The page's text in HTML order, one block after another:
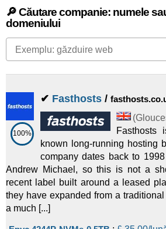
🔎 Căutare companie: numele
domeniului
100%
✔ Fasthosts /
(
Fasthosts
known long-running hosting
company dates back to
Andrew Michael, so this is not a
recent label built around a leased
they have expanded from a
a much [...]